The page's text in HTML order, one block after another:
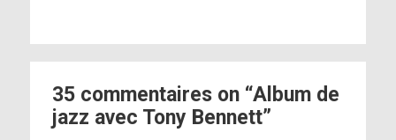
35 commentaires on “Album de
jazz avec Tony Bennett”